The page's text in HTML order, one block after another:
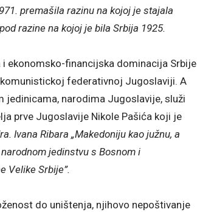
premašila razinu na kojoj je stajala
razine na kojoj je bila Srbija 1925.
ekonomsko-financijska dominacija Srbije
federativnoj Jugoslaviji. A
jedinicama, narodima Jugoslavije, služi
prve Jugoslavije Nikole Pašića koji je
Ivana Ribara „Makedoniju kao južnu, a
jedinstvu s Bosnom i
Velike Srbije”.
do uništenja, njihovo nepoštivanje